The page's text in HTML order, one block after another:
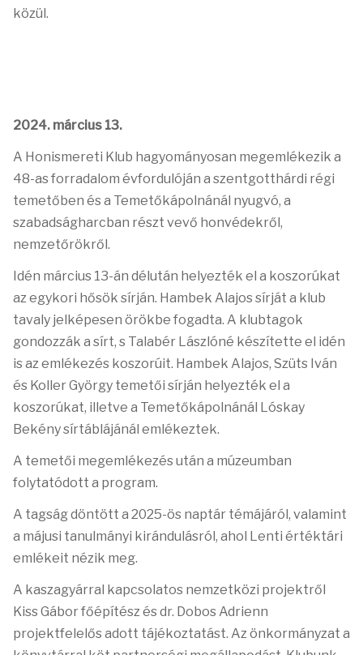
közül.
2024. március 13.
A Honismereti Klub hagyományosan megemlékezik a
48-as forradalom évfordulóján a szentgotthárdi régi
temetőben és a Temetőkápolnánál nyugvó, a
szabadságharcban részt vevő honvédekről,
nemzetőrökről.
Idén március 13-án délután helyezték el a koszorúkat
az egykori hősök sírján. Hambek Alajos sírját a klub
tavaly jelképesen örökbe fogadta. A klubtagok
gondozzák a sírt, s Talabér Lászlóné készítette el idén
is az emlékezés koszorúit. Hambek Alajos, Szüts Iván
és Koller György temetői sírján helyezték el a
koszorúkat, illetve a Temetőkápolnánál Lóskay
Bekény sírtáblájánál emlékeztek.
A temetői megemlékezés után a múzeumban
folytatódott a program.
A tagság döntött a 2025-ös naptár témájáról, valamint
a májusi tanulmányi kirándulásról, ahol Lenti értéktári
emlékeit nézik meg.
A kaszagyárral kapcsolatos nemzetközi projektről
Kiss Gábor főépítész és dr. Dobos Adrienn
projektfelelős adott tájékoztatást. Az önkormányzat a